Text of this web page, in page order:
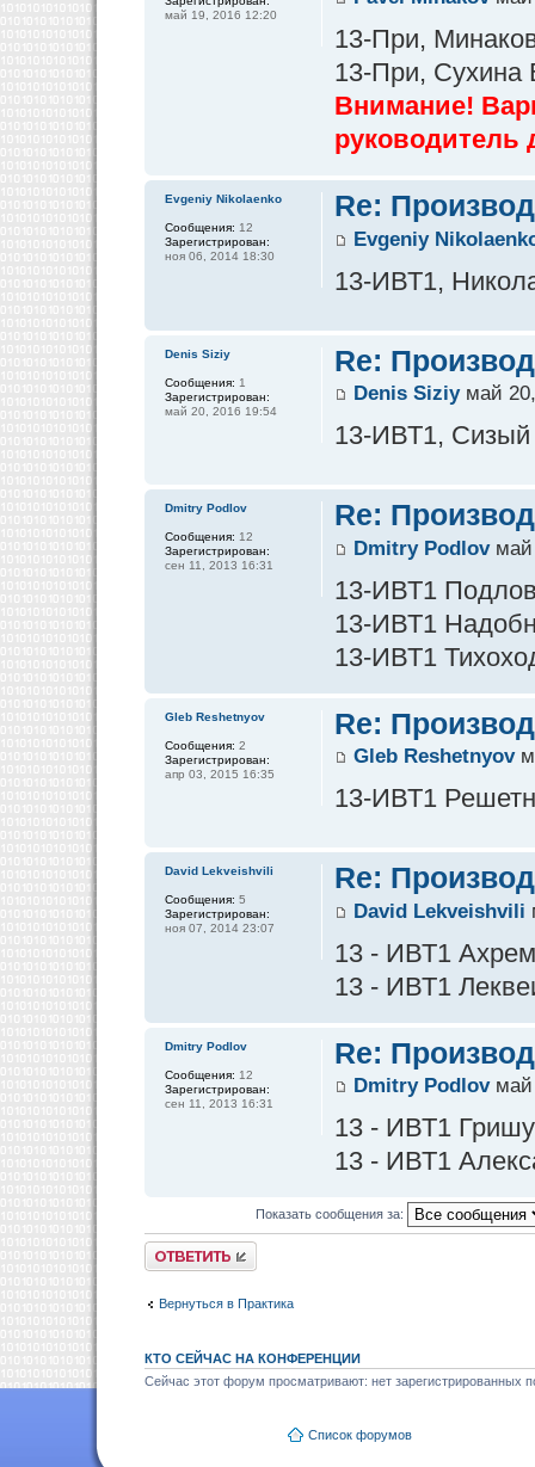
13-При,
13-При, Сухина
Внимание!
руководитель
май 19, 2016 12:20
Re:
Evgeniy
13-ИВТ1,
Evgeniy Nikolaenko
Сообщения: 12
Зарегистрирован:
ноя 06, 2014 18:30
Re:
Denis Siziyмай 20,
13-ИВТ1, Сизый
Denis Siziy
Сообщения: 1
Зарегистрирован:
май 20, 2016 19:54
Re:
Dmitry Podlovмай
13-ИВТ1
13-ИВТ1
13-ИВТ1
Dmitry Podlov
Сообщения: 12
Зарегистрирован:
сен 11, 2013 16:31
Re:
Gleb Reshetnyov
13-ИВТ1
Gleb Reshetnyov
Сообщения: 2
Зарегистрирован:
апр 03, 2015 16:35
Re:
David Lekveishvili
13 - ИВТ1
13 - ИВТ1
David Lekveishvili
Сообщения: 5
Зарегистрирован:
ноя 07, 2014 23:07
Re:
Dmitry Podlovмай
13 - ИВТ1
13 - ИВТ1
Dmitry Podlov
Сообщения: 12
Зарегистрирован:
сен 11, 2013 16:31
Показать сообщения за:
Ответить
Вернуться в Практика
КТО СЕЙЧАС НА КОНФЕРЕНЦИИ
Сейчас этот форум просматривают: нет зарегистрированных
Список форумов